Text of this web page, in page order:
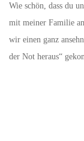
Wie schön, dass du
mit meiner Familie
wir einen ganz
der Not heraus“